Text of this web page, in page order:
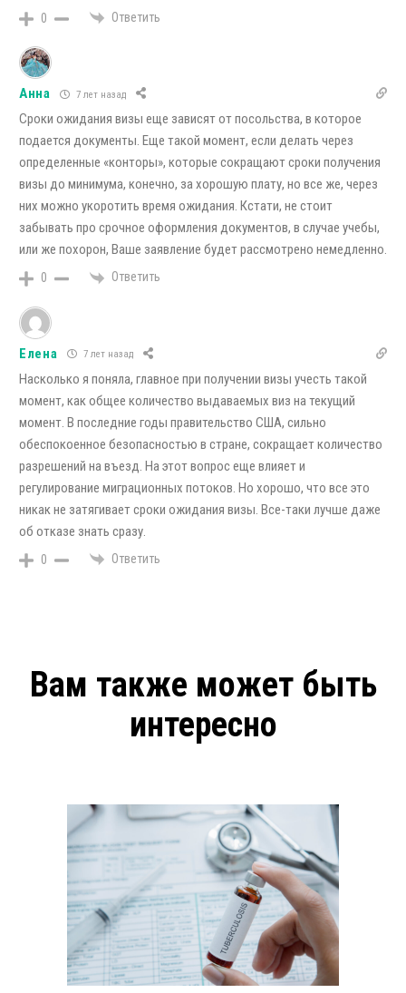
0 Ответить
Анна 7 лет назад
Сроки ожидания визы еще зависят от посольства, в которое
подается документы. Еще такой момент, если делать через
определенные «конторы», которые сокращают сроки получения
визы до минимума, конечно, за хорошую плату, но все же, через
них можно укоротить время ожидания. Кстати, не стоит
забывать про срочное оформления документов, в случае учебы,
или же похорон, Ваше заявление будет рассмотрено немедленно.
0 Ответить
Елена 7 лет назад
Насколько я поняла, главное при получении визы учесть такой
момент, как общее количество выдаваемых виз на текущий
момент. В последние годы правительство США, сильно
обеспокоенное безопасностью в стране, сокращает количество
разрешений на въезд. На этот вопрос еще влияет и
регулирование миграционных потоков. Но хорошо, что все это
никак не затягивает сроки ожидания визы. Все-таки лучше даже
об отказе знать сразу.
0 Ответить
Вам также может быть
интересно